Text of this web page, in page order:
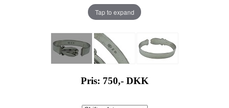
Tap to expand
Pris: 750,- DKK